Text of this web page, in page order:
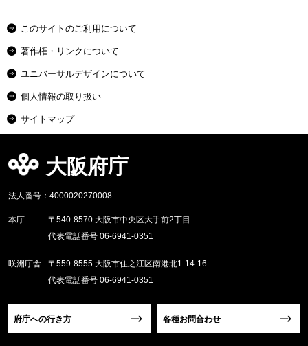
このサイトのご利用について
著作権・リンクについて
ユニバーサルデザインについて
個人情報の取り扱い
サイトマップ
大阪府庁
法人番号：4000020270008
本庁
〒540-8570 大阪市中央区大手前2丁目
代表電話番号 06-6941-0351
咲洲庁舎
〒559-8555 大阪市住之江区南港北1-14-16
代表電話番号 06-6941-0351
府庁への行き方 各種お問合わせ